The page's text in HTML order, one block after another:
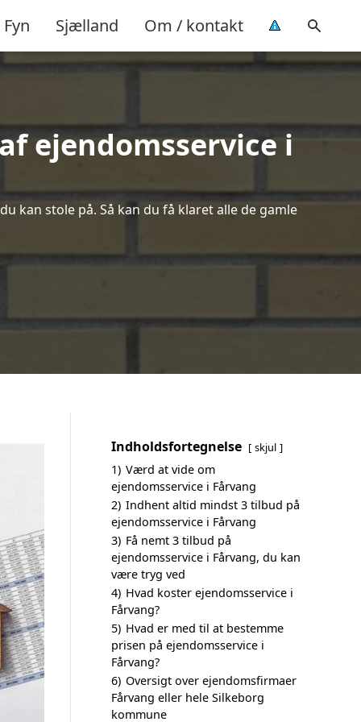
Fyn Sjælland Om / kontakt
ejendomsservice i
kan stole på. Så kan du få klaret alle de gamle
Indholdsfortegnelse skjul
1) Værd at vide om
ejendomsservice i Fårvang
2) Indhent altid mindst 3 tilbud på
ejendomsservice i Fårvang
3) Få nemt 3 tilbud på
ejendomsservice i Fårvang, du kan
være tryg ved
4) Hvad koster ejendomsservice i
Fårvang?
5) Hvad er med til at bestemme
prisen på ejendomsservice i
Fårvang?
6) Oversigt over ejendomsfirmaer
Fårvang eller hele Silkeborg
kommune